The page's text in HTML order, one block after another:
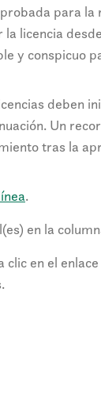
para la
licencia
y conspicuo
deben
Un
tras la
.
en la
en el